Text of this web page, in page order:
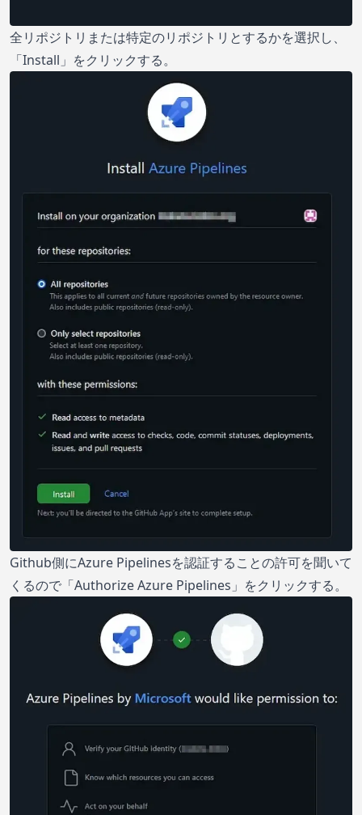
全リポジトリまたは特定のリポジトリとするかを選択し、
「Install」をクリックする。
Github側にAzure Pipelinesを認証することの許可を聞いて
くるので「Authorize Azure Pipelines」をクリックする。